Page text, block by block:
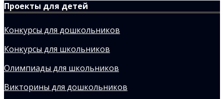
Проекты для детей
Конкурсы для дошкольников
Конкурсы для школьников
Олимпиады для школьников
Викторины для дошкольников